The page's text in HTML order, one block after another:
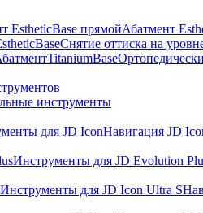
EstheticBase прямойАбатмент
Снятие оттиска на
инструменты
для JD IconНавигация JD
Инструменты для JD Evolution
Инструменты для JD Icon Ultra S